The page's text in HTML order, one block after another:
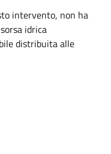
intervento, non ha
idrica
distribuita alle